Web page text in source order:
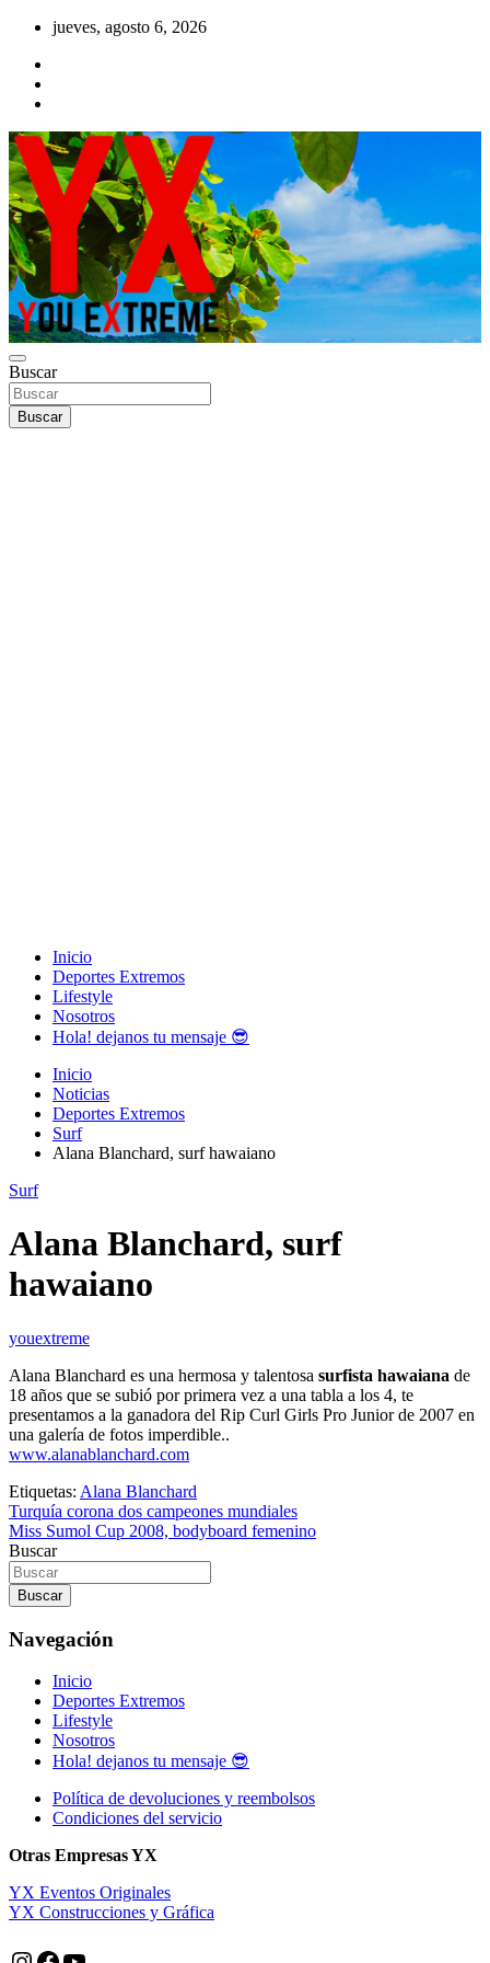
Saltar
contenido
jueves, agosto 6, 2026
YOU EXTREME
YX Deportes Extremos Lifestyle
Buscar
Buscar
Inicio
Deportes Extremos
Lifestyle
Nosotros
Hola! dejanos tu mensaje 😎
Inicio
Noticias
Deportes Extremos
Surf
Alana Blanchard, surf hawaiano
Surf
Alana Blanchard, surf
hawaiano
youextreme
Alana Blanchard es una hermosa y talentosa surfista hawaiana de
18 años que se subió por primera vez a una tabla a los 4, te
presentamos a la ganadora del Rip Curl Girls Pro Junior de 2007 en
una galería de fotos imperdible..
www.alanablanchard.com
Etiquetas: Alana Blanchard
Navegación
de
entradas
Turquía corona dos campeones mundiales
Miss Sumol Cup 2008, bodyboard femenino
Buscar
Buscar
Navegación
Inicio
Deportes Extremos
Lifestyle
Nosotros
Hola! dejanos tu mensaje 😎
Política de devoluciones y reembolsos
Condiciones del servicio
Otras Empresas YX
YX Eventos Originales
YX Construcciones y Gráfica